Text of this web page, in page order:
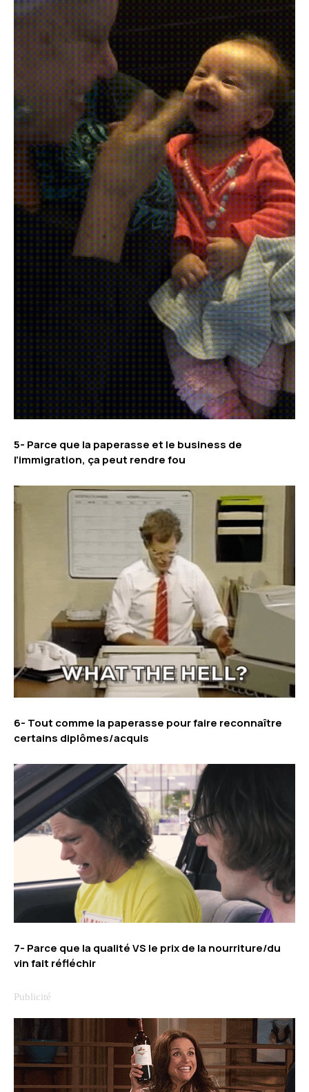
5- Parce que la paperasse et le business de
l’immigration, ça peut rendre fou
6- Tout comme la paperasse pour faire reconnaître
certains diplômes/acquis
7- Parce que la qualité VS le prix de la nourriture/du
vin fait réfléchir